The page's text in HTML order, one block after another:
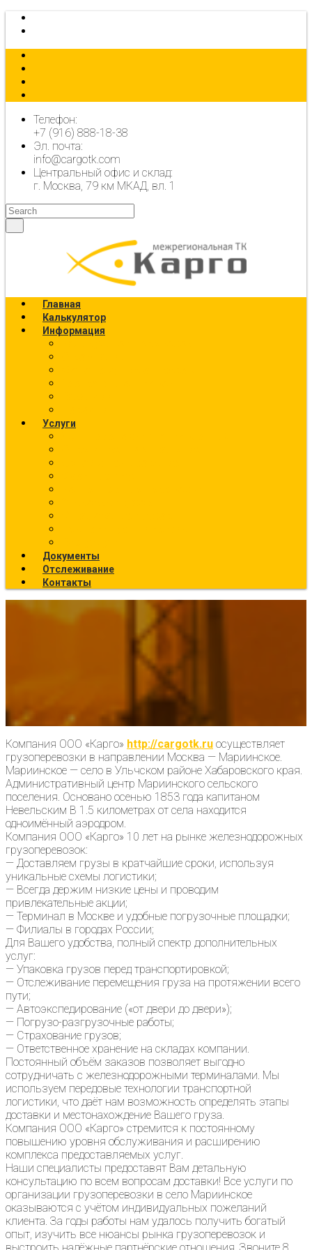
Телефон:
+7 (916) 888-18-38
Эл. почта:
info@cargotk.com
Центральный офис и склад:
г. Москва, 79 км МКАД, вл. 1
Главная
Калькулятор
Информация
Услуги
Документы
Отслеживание
Контакты
Компания ООО «Карго» http://cargotk.ru осуществляет
грузоперевозки в направлении Москва — Мариинское.
Мариинское — село в Ульчском районе Хабаровского края.
Административный центр Мариинского сельского
поселения. Основано осенью 1853 года капитаном
Невельским В 1.5 километрах от села находится
одноимённый аэродром.
Компания ООО «Карго» 10 лет на рынке железнодорожных
грузоперевозок:
— Доставляем грузы в кратчайшие сроки, используя
уникальные схемы логистики;
— Всегда держим низкие цены и проводим
привлекательные акции;
— Терминал в Москве и удобные погрузочные площадки;
— Филиалы в городах России;
Для Вашего удобства, полный спектр дополнительных
услуг:
— Упаковка грузов перед транспортировкой;
— Отслеживание перемещения груза на протяжении всего
пути;
— Автоэкспедирование («от двери до двери»);
— Погрузо-разгрузочные работы;
— Страхование грузов;
— Ответственное хранение на складах компании.
Постоянный объём заказов позволяет выгодно
сотрудничать с железнодорожными терминалами. Мы
используем передовые технологии транспортной
логистики, что даёт нам возможность определять этапы
доставки и местонахождение Вашего груза.
Компания ООО «Карго» стремится к постоянному
повышению уровня обслуживания и расширению
комплекса предоставляемых услуг.
Наши специалисты предоставят Вам детальную
консультацию по всем вопросам доставки! Все услуги по
организации грузоперевозки в село Мариинское
оказываются с учётом индивидуальных пожеланий
клиента. За годы работы нам удалось получить богатый
опыт, изучить все нюансы рынка грузоперевозок и